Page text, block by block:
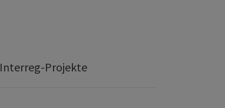
Interreg-Projekte